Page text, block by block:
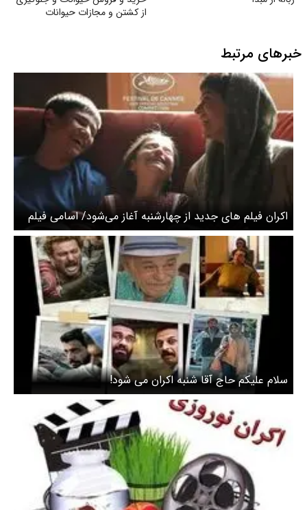
از کشتن و مجازات حیوانات
خبرهای مرتبط
اکران فیلم های جدید از چهارشنبه آغاز می‌شود/ اسامی فیلم
ها
سلام علیکم حاج آقا شنبه اکران می شود!